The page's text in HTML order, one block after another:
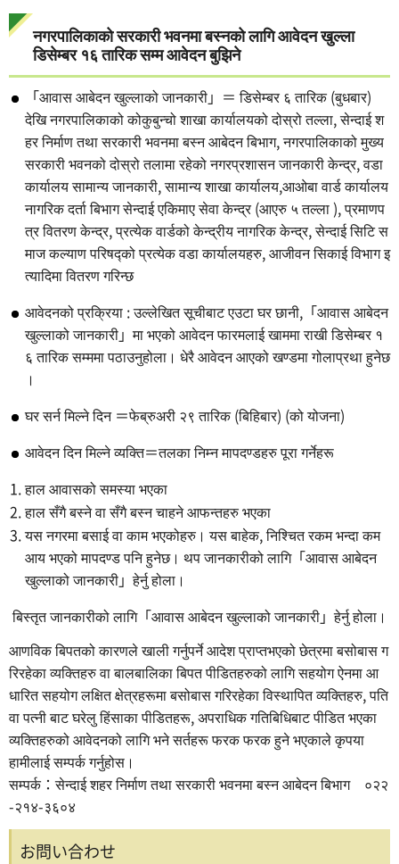
नगरपालिकाको सरकारी भवनमा बस्नको लागि आवेदन खुल्ला
डिसेम्बर १६ तारिक सम्म आवेदन बुझिने
「आवास आबेदन खुल्लाको जानकारी」＝ डिसेम्बर ६ तारिक (बुधबार)
देखि नगरपालिकाको कोकुबुन्चो शाखा कार्यालयको दोस्रो तल्ला, सेन्दाई श
हर निर्माण तथा सरकारी भवनमा बस्न आबेदन बिभाग, नगरपालिकाको मुख्य
सरकारी भवनको दोस्रो तलामा रहेको नगरप्रशासन जानकारी केन्द्र, वडा
कार्यालय सामान्य जानकारी, सामान्य शाखा कार्यालय,आओबा वार्ड कार्यालय
नागरिक दर्ता बिभाग सेन्दाई एकिमाए सेवा केन्द्र (आएरु ५ तल्ला ), प्रमाणप
त्र वितरण केन्द्र, प्रत्येक वार्डको केन्द्रीय नागरिक केन्द्र, सेन्दाई सिटि स
माज कल्याण परिषद्को प्रत्येक वडा कार्यालयहरु, आजीवन सिकाई विभाग इ
त्यादिमा वितरण गरिन्छ
आवेदनको प्रक्रिया : उल्लेखित सूचीबाट एउटा घर छानी,「आवास आबेदन
खुल्लाको जानकारी」मा भएको आवेदन फारमलाई खाममा राखी डिसेम्बर १
६ तारिक सम्ममा पठाउनुहोला। धेरै आवेदन आएको खण्डमा गोलाप्रथा हुनेछ
।
घर सर्न मिल्ने दिन ＝फेब्रुअरी २९ तारिक (बिहिबार) (को योजना)
आवेदन दिन मिल्ने व्यक्ति＝तलका निम्न मापदण्डहरु पूरा गर्नेहरू
हाल आवासको समस्या भएका
हाल सँगै बस्ने वा सँगै बस्न चाहने आफन्तहरु भएका
यस नगरमा बसाई वा काम भएकोहरु। यस बाहेक, निश्चित रकम भन्दा कम
आय भएको मापदण्ड पनि हुनेछ। थप जानकारीको लागि「आवास आबेदन
खुल्लाको जानकारी」हेर्नु होला।
बिस्तृत जानकारीको लागि「आवास आबेदन खुल्लाको जानकारी」हेर्नु होला।
आणविक बिपतको कारणले खाली गर्नुपर्ने आदेश प्राप्तभएको छेत्रमा बसोबास ग
रिरहेका व्यक्तिहरु वा बालबालिका बिपत पीडितहरुको लागि सहयोग ऐनमा आ
धारित सहयोग लक्षित क्षेत्रहरूमा बसोबास गरिरहेका विस्थापित व्यक्तिहरु, पति
वा पत्नी बाट घरेलु हिंसाका पीडितहरू, अपराधिक गतिबिधिबाट पीडित भएका
व्यक्तिहरुको आवेदनको लागि भने सर्तहरू फरक फरक हुने भएकाले कृपया
हामीलाई सम्पर्क गर्नुहोस।
सम्पर्क：सेन्दाई शहर निर्माण तथा सरकारी भवनमा बस्न आबेदन बिभाग ०२२
-२१४-३६०४
お問い合わせ